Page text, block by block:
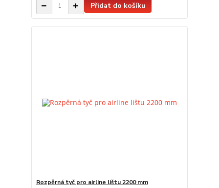
Přidat do košíku
Rozpěrná tyč pro airline lištu 2200 mm